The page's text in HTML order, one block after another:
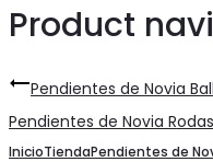
Product
Pendientes de Novia
Pendientes de Novia Rodas
InicioTiendaPendientes de